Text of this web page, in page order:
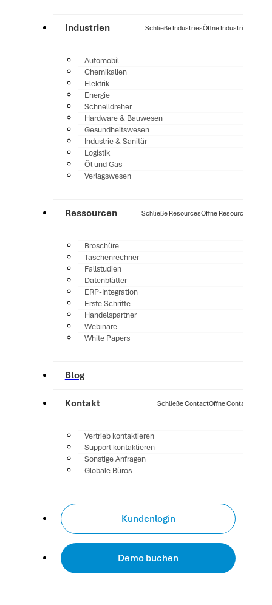
Industrien Schließe IndustriesÖffne Industries
Automobil
Chemikalien
Elektrik
Energie
Schnelldreher
Hardware & Bauwesen
Gesundheitswesen
Industrie & Sanitär
Logistik
Öl und Gas
Verlagswesen
Ressourcen Schließe ResourcesÖffne Resources
Broschüre
Taschenrechner
Fallstudien
Datenblätter
ERP-Integration
Erste Schritte
Handelspartner
Webinare
White Papers
Blog
Kontakt Schließe ContactÖffne Contact
Vertrieb kontaktieren
Support kontaktieren
Sonstige Anfragen
Globale Büros
Kundenlogin
Demo buchen